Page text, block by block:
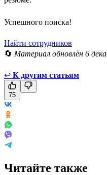
Успешного поиска!
Найти сотрудников
🔄 Материал обновлён 6
↩ К другим статьям
75
Читайте также